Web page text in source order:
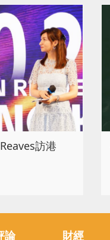
訪港
論 財經